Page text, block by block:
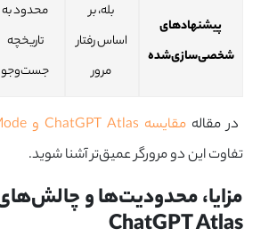
پیشنهادهای
شخصی‌سازی‌شده
بله، بر
اساس رفتار
مرور
محدود به
تاریخچه
جست‌وجو
در مقالهمقایسه ChatGPT Atlas و Google AI Mode
تفاوت این دو مرورگر عمیق‌تر آشنا شوید.
ChatGPT Atlas